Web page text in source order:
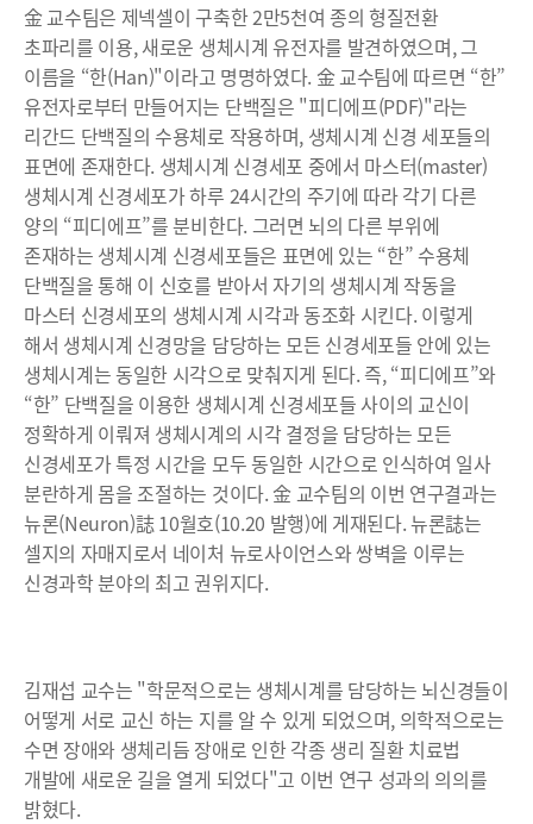
金 교수팀은 제넥셀이 구축한 2만5천여 종의 형질전환
초파리를 이용, 새로운 생체시계 유전자를 발견하였으며, 그
이름을 “한(Han)"이라고 명명하였다. 金 교수팀에 따르면 “한”
유전자로부터 만들어지는 단백질은 "피디에프(PDF)"라는
리간드 단백질의 수용체로 작용하며, 생체시계 신경 세포들의
표면에 존재한다. 생체시계 신경세포 중에서 마스터(master)
생체시계 신경세포가 하루 24시간의 주기에 따라 각기 다른
양의 “피디에프”를 분비한다. 그러면 뇌의 다른 부위에
존재하는 생체시계 신경세포들은 표면에 있는 “한” 수용체
단백질을 통해 이 신호를 받아서 자기의 생체시계 작동을
마스터 신경세포의 생체시계 시각과 동조화 시킨다. 이렇게
해서 생체시계 신경망을 담당하는 모든 신경세포들 안에 있는
생체시계는 동일한 시각으로 맞춰지게 된다. 즉, “피디에프”와
“한” 단백질을 이용한 생체시계 신경세포들 사이의 교신이
정확하게 이뤄져 생체시계의 시각 결정을 담당하는 모든
신경세포가 특정 시간을 모두 동일한 시간으로 인식하여 일사
분란하게 몸을 조절하는 것이다. 金 교수팀의 이번 연구결과는
뉴론(Neuron)誌 10월호(10.20 발행)에 게재된다. 뉴론誌는
셀지의 자매지로서 네이처 뉴로사이언스와 쌍벽을 이루는
신경과학 분야의 최고 권위지다.
김재섭 교수는 "학문적으로는 생체시계를 담당하는 뇌신경들이
어떻게 서로 교신 하는 지를 알 수 있게 되었으며, 의학적으로는
수면 장애와 생체리듬 장애로 인한 각종 생리 질환 치료법
개발에 새로운 길을 열게 되었다"고 이번 연구 성과의 의의를
밝혔다.